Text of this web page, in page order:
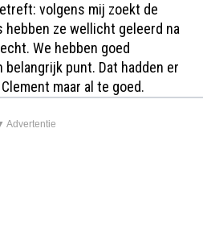
volgens mij zoekt de
ze wellicht geleerd na
We hebben goed
belangrijk punt. Dat hadden er
maar al te goed.
Advertentie